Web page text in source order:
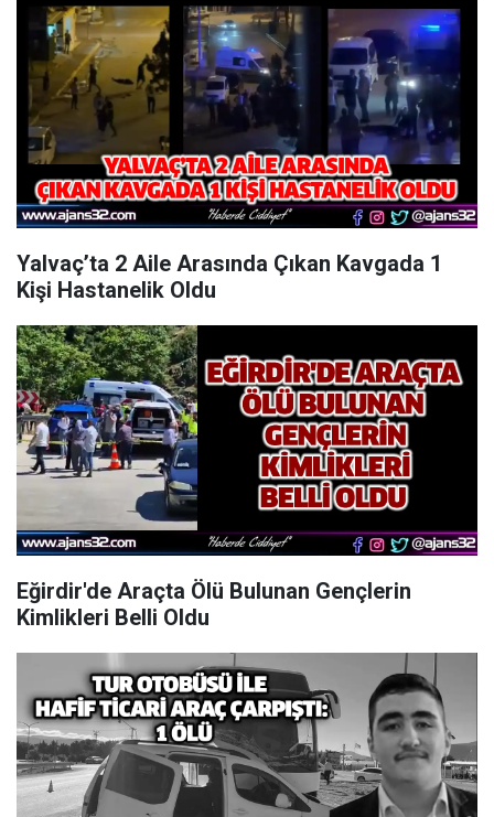
Yalvaç’ta 2 Aile Arasında Çıkan Kavgada 1
Kişi Hastanelik Oldu
Eğirdir'de Araçta Ölü Bulunan Gençlerin
Kimlikleri Belli Oldu